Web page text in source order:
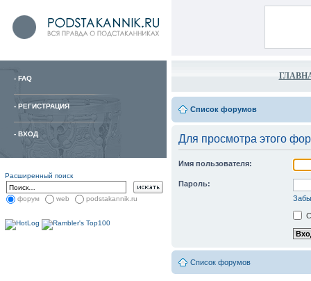
- FAQ
- РЕГИСТРАЦИЯ
- ВХОД
Расширенный поиск
форум web podstakannik.ru
Список форумов
Для просмотра этого
Имя пользователя:
Пароль:
Список форумов